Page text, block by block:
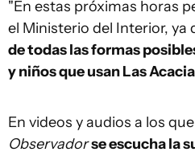
"En estas próximas horas
el Ministerio del Interior, ya
de todas las formas
y niños que usan Las
En videos y audios a los
Observadorse escucha la